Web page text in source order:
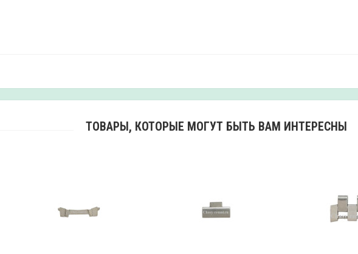
ТОВАРЫ, КОТОРЫЕ МОГУТ БЫТЬ ВАМ ИНТЕРЕСНЫ